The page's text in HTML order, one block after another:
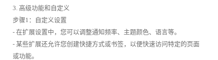
3. 高级功能和自定义
步骤1：自定义设置
- 在扩展设置中，您可以调整通知频率、主题颜色、语言等。
- 某些扩展还允许您创建快捷方式或书签，以便快速访问特定的页面
或功能。